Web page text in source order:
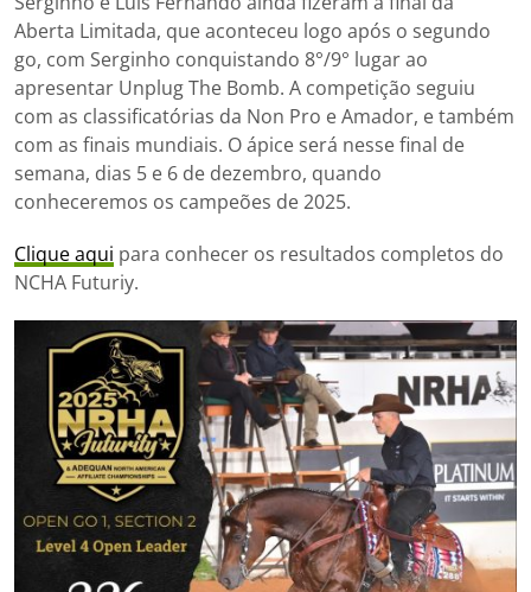
Aberta Limitada, que aconteceu logo após o segundo
go, com Serginho conquistando 8°/9° lugar ao
apresentar Unplug The Bomb. A competição seguiu
com as classificatórias da Non Pro e Amador, e também
com as finais mundiais. O ápice será nesse final de
semana, dias 5 e 6 de dezembro, quando
conheceremos os campeões de 2025.
Clique aqui para conhecer os resultados completos do
NCHA Futuriy.